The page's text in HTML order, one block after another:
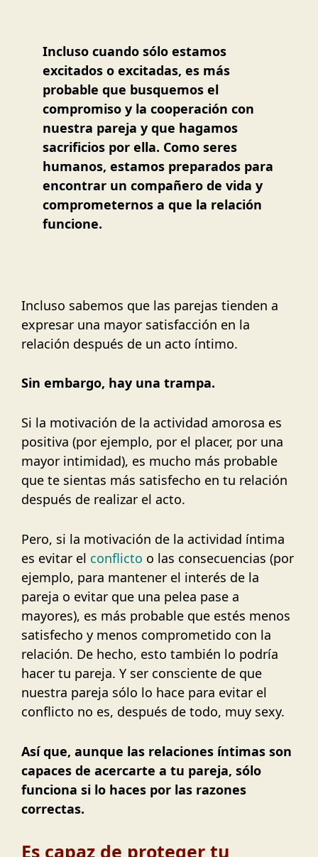
Incluso cuando sólo estamos
excitados o excitadas, es más
probable que busquemos el
compromiso y la cooperación con
nuestra pareja y que hagamos
sacrificios por ella. Como seres
humanos, estamos preparados para
encontrar un compañero de vida y
comprometernos a que la relación
funcione.
Incluso sabemos que las parejas tienden a
expresar una mayor satisfacción en la
relación después de un acto íntimo.
Sin embargo, hay una trampa.
Si la motivación de la actividad amorosa es
positiva (por ejemplo, por el placer, por una
mayor intimidad), es mucho más probable
que te sientas más satisfecho en tu relación
después de realizar el acto.
Pero, si la motivación de la actividad íntima
es evitar el conflicto o las consecuencias (por
ejemplo, para mantener el interés de la
pareja o evitar que una pelea pase a
mayores), es más probable que estés menos
satisfecho y menos comprometido con la
relación. De hecho, esto también lo podría
hacer tu pareja. Y ser consciente de que
nuestra pareja sólo lo hace para evitar el
conflicto no es, después de todo, muy sexy.
Así que, aunque las relaciones íntimas son
capaces de acercarte a tu pareja, sólo
funciona si lo haces por las razones
correctas.
Es capaz de proteger tu